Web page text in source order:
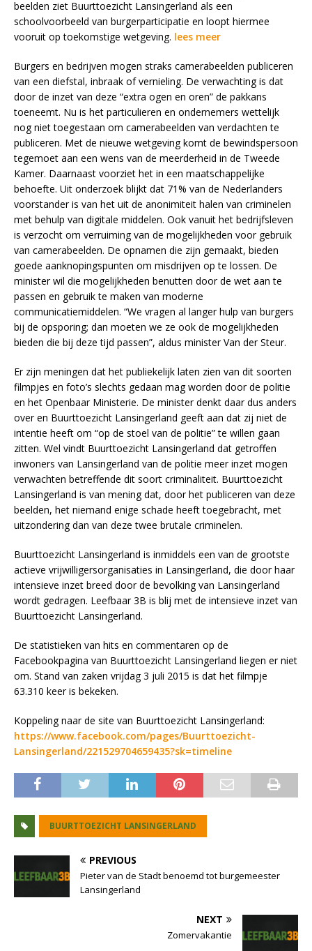
beelden ziet Buurttoezicht Lansingerland als een
schoolvoorbeeld van burgerparticipatie en loopt hiermee
vooruit op toekomstige wetgeving. lees meer
Burgers en bedrijven mogen straks camerabeelden publiceren
van een diefstal, inbraak of vernieling. De verwachting is dat
door de inzet van deze “extra ogen en oren” de pakkans
toeneemt. Nu is het particulieren en ondernemers wettelijk
nog niet toegestaan om camerabeelden van verdachten te
publiceren. Met de nieuwe wetgeving komt de bewindspersoon
tegemoet aan een wens van de meerderheid in de Tweede
Kamer. Daarnaast voorziet het in een maatschappelijke
behoefte. Uit onderzoek blijkt dat 71% van de Nederlanders
voorstander is van het uit de anonimiteit halen van criminelen
met behulp van digitale middelen. Ook vanuit het bedrijfsleven
is verzocht om verruiming van de mogelijkheden voor gebruik
van camerabeelden. De opnamen die zijn gemaakt, bieden
goede aanknopingspunten om misdrijven op te lossen. De
minister wil die mogelijkheden benutten door de wet aan te
passen en gebruik te maken van moderne
communicatiemiddelen. “We vragen al langer hulp van burgers
bij de opsporing; dan moeten we ze ook de mogelijkheden
bieden die bij deze tijd passen”, aldus minister Van der Steur.
Er zijn meningen dat het publiekelijk laten zien van dit soorten
filmpjes en foto’s slechts gedaan mag worden door de politie
en het Openbaar Ministerie. De minister denkt daar dus anders
over en Buurttoezicht Lansingerland geeft aan dat zij niet de
intentie heeft om “op de stoel van de politie” te willen gaan
zitten. Wel vindt Buurttoezicht Lansingerland dat getroffen
inwoners van Lansingerland van de politie meer inzet mogen
verwachten betreffende dit soort criminaliteit. Buurttoezicht
Lansingerland is van mening dat, door het publiceren van deze
beelden, het niemand enige schade heeft toegebracht, met
uitzondering dan van deze twee brutale criminelen.
Buurttoezicht Lansingerland is inmiddels een van de grootste
actieve vrijwilligersorganisaties in Lansingerland, die door haar
intensieve inzet breed door de bevolking van Lansingerland
wordt gedragen. Leefbaar 3B is blij met de intensieve inzet van
Buurttoezicht Lansingerland.
De statistieken van hits en commentaren op de
Facebookpagina van Buurttoezicht Lansingerland liegen er niet
om. Stand van zaken vrijdag 3 juli 2015 is dat het filmpje
63.310 keer is bekeken.
Koppeling naar de site van Buurttoezicht Lansingerland:
https://www.facebook.com/pages/Buurttoezicht-
Lansingerland/221529704659435?sk=timeline
BUURTTOEZICHT LANSINGERLAND
PREVIOUS
Pieter van de Stadt benoemd tot burgemeester
Lansingerland
NEXT
Zomervakantie